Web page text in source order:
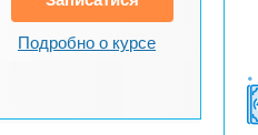
Подробно о курсе